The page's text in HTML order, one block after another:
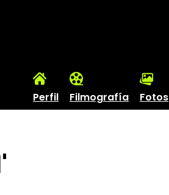
Perfil Filmografía Fotos